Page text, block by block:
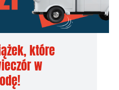
które
w